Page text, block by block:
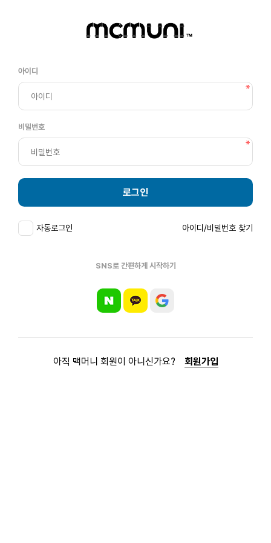
아이디
비밀번호
로그인
자동로그인 아이디/비밀번호 찾기
SNS로 간편하게 시작하기
아직 맥머니 회원이 아니신가요? 회원가입